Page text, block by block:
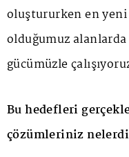
oluştururken en yeni
olduğumuz
gücümüzle
Bu hedefleri
çözümleriniz